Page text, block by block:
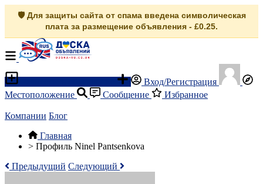
🛡️ Для защиты сайта от спама введена символическая
плата за размещение объявления - £0.25.
Вход/Регистрация
Местоположение
Сообщение Избранное
Компании Блог
Главная
> Профиль Ninel Pantsenkova
Предыдущий Следующий